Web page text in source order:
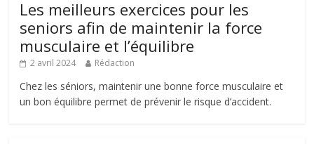
Les meilleurs exercices pour les
seniors afin de maintenir la force
musculaire et l’équilibre
2 avril 2024 Rédaction
Chez les séniors, maintenir une bonne force musculaire et
un bon équilibre permet de prévenir le risque d’accident.